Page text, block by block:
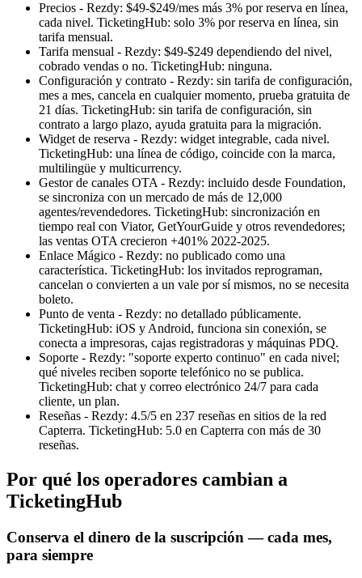
Precios - Rezdy: $49-$249/mes más 3% por reserva en línea,
cada nivel. TicketingHub: solo 3% por reserva en línea, sin
tarifa mensual.
Tarifa mensual - Rezdy: $49-$249 dependiendo del nivel,
cobrado vendas o no. TicketingHub: ninguna.
Configuración y contrato - Rezdy: sin tarifa de configuración,
mes a mes, cancela en cualquier momento, prueba gratuita de
21 días. TicketingHub: sin tarifa de configuración, sin
contrato a largo plazo, ayuda gratuita para la migración.
Widget de reserva - Rezdy: widget integrable, cada nivel.
TicketingHub: una línea de código, coincide con la marca,
multilingüe y multicurrency.
Gestor de canales OTA - Rezdy: incluido desde Foundation,
se sincroniza con un mercado de más de 12,000
agentes/revendedores. TicketingHub: sincronización en
tiempo real con Viator, GetYourGuide y otros revendedores;
las ventas OTA crecieron +401% 2022-2025.
Enlace Mágico - Rezdy: no publicado como una
característica. TicketingHub: los invitados reprograman,
cancelan o convierten a un vale por sí mismos, no se necesita
boleto.
Punto de venta - Rezdy: no detallado públicamente.
TicketingHub: iOS y Android, funciona sin conexión, se
conecta a impresoras, cajas registradoras y máquinas PDQ.
Soporte - Rezdy: "soporte experto continuo" en cada nivel;
qué niveles reciben soporte telefónico no se publica.
TicketingHub: chat y correo electrónico 24/7 para cada
cliente, un plan.
Reseñas - Rezdy: 4.5/5 en 237 reseñas en sitios de la red
Capterra. TicketingHub: 5.0 en Capterra con más de 30
reseñas.
Por qué los operadores cambian a
TicketingHub
Conserva el dinero de la suscripción — cada mes,
para siempre